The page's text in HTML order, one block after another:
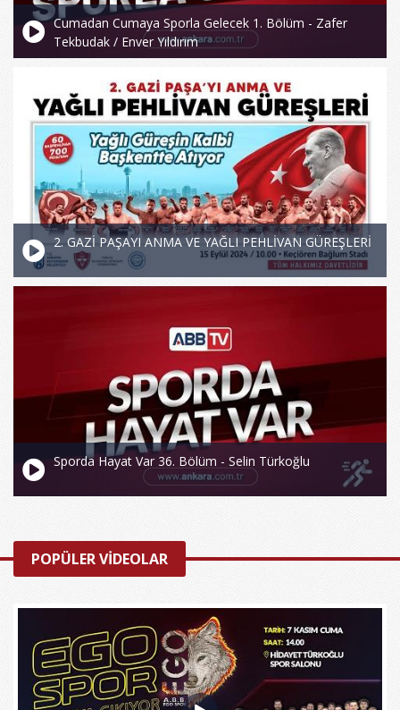
Cumadan Cumaya Sporla Gelecek 1. Bölüm - Zafer
Tekbudak / Enver Yıldırım
2. GAZİ PAŞAYI ANMA VE YAĞLI PEHLİVAN GÜREŞLERİ
Sporda Hayat Var 36. Bölüm - Selin Türkoğlu
POPÜLER VİDEOLAR